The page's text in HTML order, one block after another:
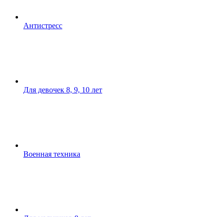
Антистресс
Для девочек 8, 9, 10 лет
Военная техника